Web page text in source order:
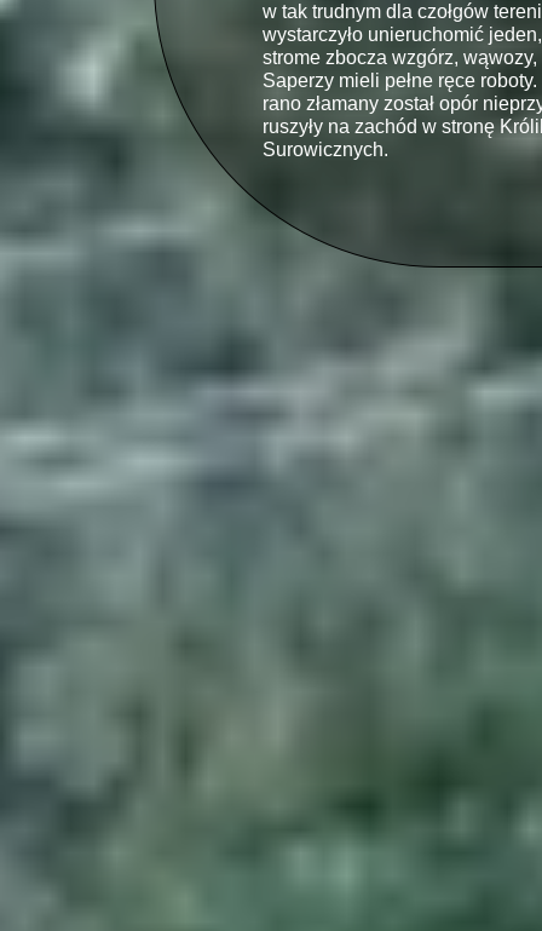
w tak trudnym dla czołgów
wystarczyło unieruchomić
strome zbocza wzgórz,
Saperzy mieli pełne ręce
rano złamany został opór
ruszyły na zachód w stronę
Surowicznych.